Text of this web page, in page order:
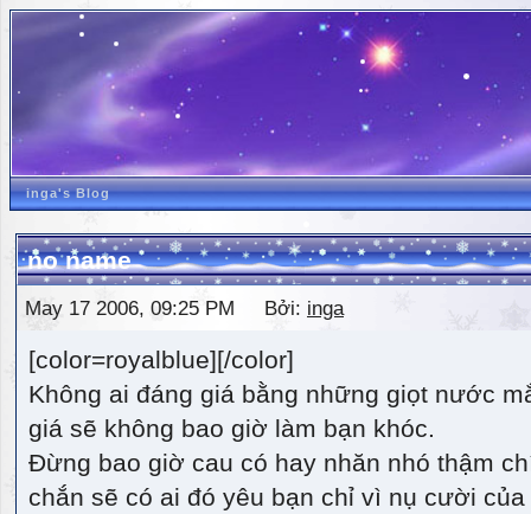
inga's Blog
no name
May 17 2006, 09:25 PM Bởi: inga
[color=royalblue][/color]
Không ai đáng giá bằng những giọt nước
giá sẽ không bao giờ làm bạn khóc.
Đừng bao giờ cau có hay nhăn nhó thậm
chắn sẽ có ai đó yêu bạn chỉ vì nụ cười